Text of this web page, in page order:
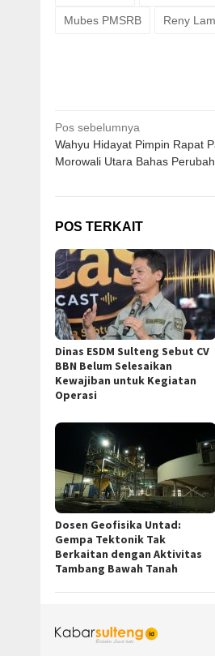
Mubes PMSRB Reny
Navigasi
pos
Pos sebelumnya
Wahyu Hidayat Pimpin Rapat
Morowali Utara Bahas
POS TERKAIT
Dinas ESDM Sulteng Sebut CV
BBN Belum Selesaikan
Kewajiban untuk Kegiatan
Operasi
Dosen Geofisika Untad:
Gempa Tektonik Tak
Berkaitan dengan Aktivitas
Tambang Bawah Tanah